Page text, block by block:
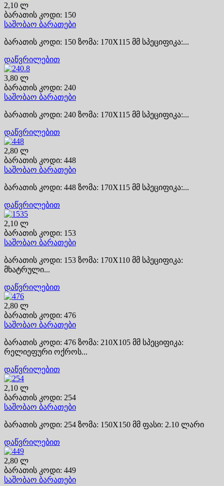
2,10 ლ
ბარათის კოდი: 150
საშობაო ბარათები
ბარათის კოდი: 150 ზომა: 170X115 მმ სპეციფიკა:...
დაწვრილებით
3,80 ლ
ბარათის კოდი: 240
საშობაო ბარათები
ბარათის კოდი: 240 ზომა: 170X115 მმ სპეციფიკა:...
დაწვრილებით
2,80 ლ
ბარათის კოდი: 448
საშობაო ბარათები
ბარათის კოდი: 448 ზომა: 170X115 მმ სპეციფიკა:...
დაწვრილებით
2,10 ლ
ბარათის კოდი: 153
საშობაო ბარათები
ბარათის კოდი: 153 ზომა: 170X110 მმ სპეციფიკა:
მხატრული...
დაწვრილებით
2,80 ლ
ბარათის კოდი: 476
საშობაო ბარათები
ბარათის კოდი: 476 ზომა: 210X105 მმ სპეციფიკა:
რელიეფური ოქროს...
დაწვრილებით
2,10 ლ
ბარათის კოდი: 254
საშობაო ბარათები
ბარათის კოდი: 254 ზომა: 150X150 მმ ფასი: 2.10 ლარი
დაწვრილებით
2,80 ლ
ბარათის კოდი: 449
საშობაო ბარათები